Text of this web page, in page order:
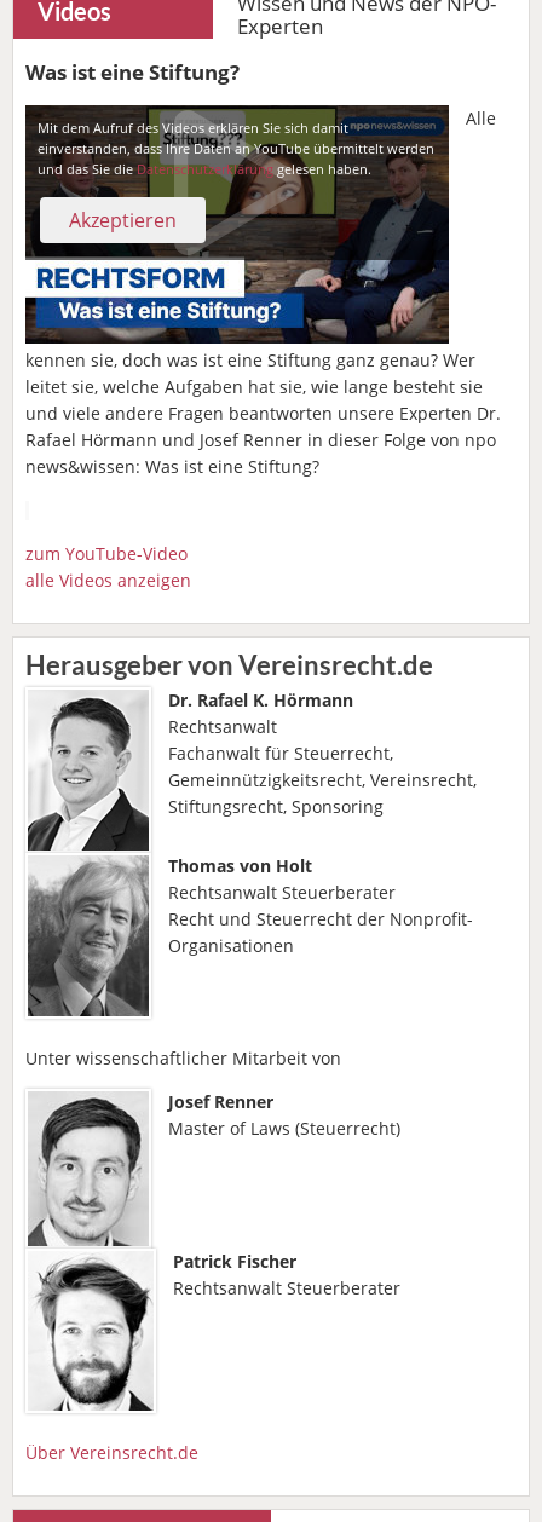
Videos
Experten
Was ist eine Stiftung?
Mit dem Aufruf des Videos erklären Sie sich damit
einverstanden, dass Ihre Daten an YouTube übermittelt werden
und das Sie dieDatenschutzerklärung gelesen haben.
Alle
kennen sie, doch was ist eine Stiftung ganz genau? Wer
leitet sie, welche Aufgaben hat sie, wie lange besteht sie
und viele andere Fragen beantworten unsere Experten Dr.
Rafael Hörmann und Josef Renner in dieser Folge von npo
news&wissen: Was ist eine Stiftung?
zum YouTube-Video
alle Videos anzeigen
Herausgeber von Vereinsrecht.de
Dr. Rafael K. Hörmann
Rechtsanwalt
Fachanwalt für Steuerrecht,
Gemeinnützigkeitsrecht, Vereinsrecht,
Stiftungsrecht, Sponsoring
Thomas von Holt
Rechtsanwalt Steuerberater
Recht und Steuerrecht der Nonprofit-
Organisationen
Unter wissenschaftlicher Mitarbeit von
Josef Renner
Master of Laws (Steuerrecht)
Patrick Fischer
Rechtsanwalt Steuerberater
Über Vereinsrecht.de